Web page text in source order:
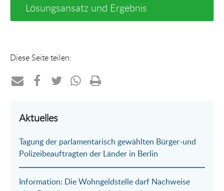
Lösungsansatz und Ergebnis
Diese Seite teilen:
per
Mail
auf
Aktuelles
Tagung der parlamentarisch gewählten Bürger-und
Polizeibeauftragten der Länder in Berlin
Information: Die Wohngeldstelle darf Nachweise